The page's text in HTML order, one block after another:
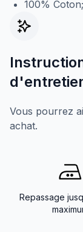
100%
Vous pourrez
achat.
Repassage